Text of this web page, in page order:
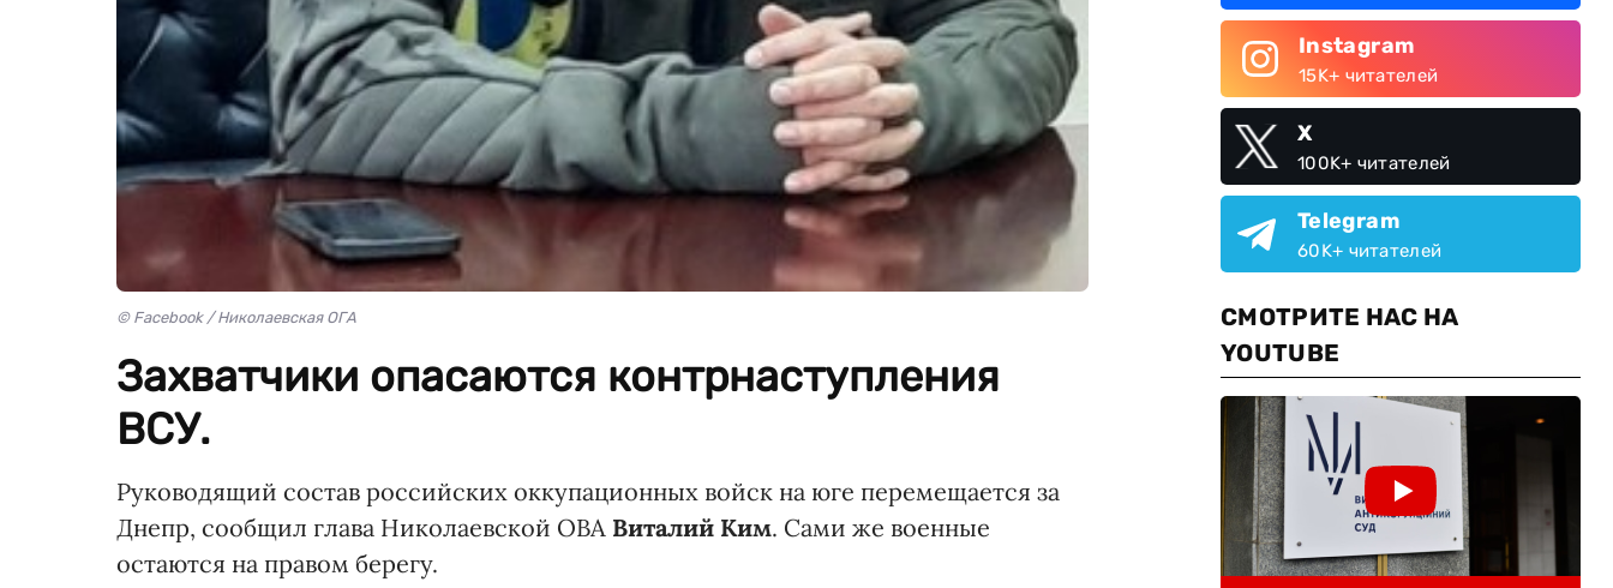
© Facebook / Николаевская ОГА
Захватчики опасаются контрнаступления
ВСУ.
Руководящий состав российских оккупационных войск на юге перемещается за
Днепр, сообщил глава Николаевской ОВА Виталий Ким. Cами же военные
остаются на правом берегу.
Instagram
15K+ читателей
X
100K+ читателей
Telegram
60K+ читателей
СМОТРИТЕ НАС НА
YOUTUBE